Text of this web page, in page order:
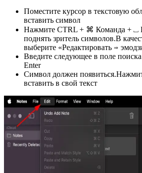
Поместите курсор в текстовую
вставить символ
Нажмите CTRL + ⌘ Команда + ⎵
поднять зритель символов.В
выберите «Редактировать ⇒
Введите следующее в поле
Enter
Символ должен
вставить в свой текст